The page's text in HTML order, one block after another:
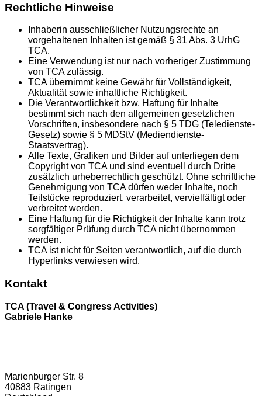
Rechtliche Hinweise
Inhaberin ausschließlicher Nutzungsrechte an
vorgehaltenen Inhalten ist gemäß § 31 Abs. 3 UrhG
TCA.
Eine Verwendung ist nur nach vorheriger Zustimmung
von TCA zulässig.
TCA übernimmt keine Gewähr für Vollständigkeit,
Aktualität sowie inhaltliche Richtigkeit.
Die Verantwortlichkeit bzw. Haftung für Inhalte
bestimmt sich nach den allgemeinen gesetzlichen
Vorschriften, insbesondere nach § 5 TDG (Teledienste-
Gesetz) sowie § 5 MDStV (Mediendienste-
Staatsvertrag).
Alle Texte, Grafiken und Bilder auf unterliegen dem
Copyright von TCA und sind eventuell durch Dritte
zusätzlich urheberrechtlich geschützt. Ohne schriftliche
Genehmigung von TCA dürfen weder Inhalte, noch
Teilstücke reproduziert, verarbeitet, vervielfältigt oder
verbreitet werden.
Eine Haftung für die Richtigkeit der Inhalte kann trotz
sorgfältiger Prüfung durch TCA nicht übernommen
werden.
TCA ist nicht für Seiten verantwortlich, auf die durch
Hyperlinks verwiesen wird.
Kontakt
TCA (Travel & Congress Activities)
Gabriele Hanke
Marienburger Str. 8
40883 Ratingen